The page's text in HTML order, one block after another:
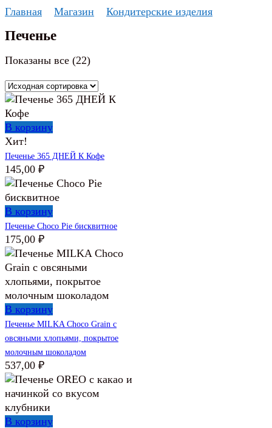
Перейти
содержанию
Главная Магазин Кондитерские изделия
Печенье
Показаны все (22)
В корзину
Хит!
Печенье 365 ДНЕЙ К Кофе
145,00 ₽
В корзину
Печенье Choco Pie бисквитное
175,00 ₽
В корзину
Печенье MILKA Choco Grain с
овсяными хлопьями, покрытое
молочным шоколадом
537,00 ₽
В корзину